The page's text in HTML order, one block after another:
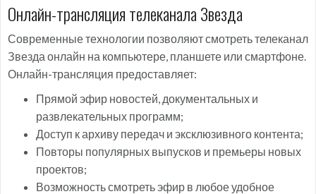
Онлайн-трансляция телеканала Звезда
Современные технологии позволяют смотреть телеканал
Звезда онлайн на компьютере, планшете или смартфоне.
Онлайн-трансляция предоставляет:
Прямой эфир новостей, документальных и
развлекательных программ;
Доступ к архиву передач и эксклюзивного контента;
Повторы популярных выпусков и премьеры новых
проектов;
Возможность смотреть эфир в любое удобное